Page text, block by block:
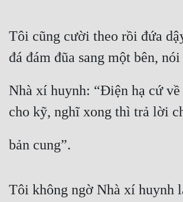
Tôi cũng cười theo rồi đứa
đá đám đũa sang một bên,
Nhà xí huynh: “Điện hạ cứ về
cho kỹ, nghĩ xong thì trả lời
bản cung”.
Tôi không ngờ Nhà xí huynh